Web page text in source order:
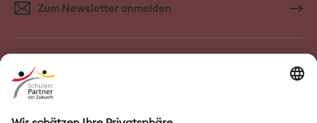
Zum Newsletter anmelden